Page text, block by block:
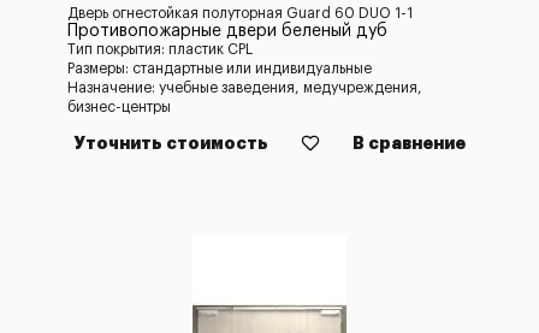
Дверь огнестойкая полуторная Guard 60 DUO 1-1
Противопожарные двери беленый дуб
Тип покрытия: пластик CPL
Размеры: стандартные или индивидуальные
Назначение: учебные заведения, медучреждения,
бизнес-центры
Уточнить стоимость В сравнение